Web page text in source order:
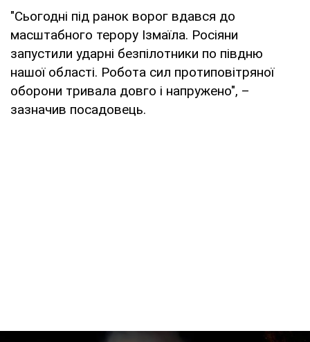
"Сьогодні під ранок ворог вдався до
масштабного терору Ізмаїла. Росіяни
запустили ударні безпілотники по півдню
нашої області. Робота сил протиповітряної
оборони тривала довго і напружено", –
зазначив посадовець.